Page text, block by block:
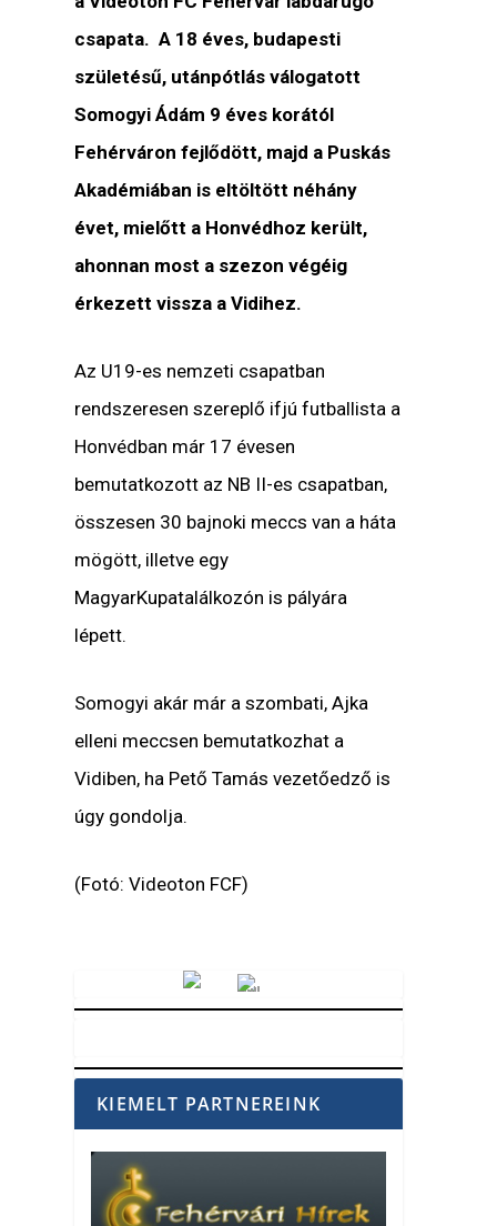
csapata. A 18 éves, budapesti
születésű, utánpótlás válogatott
Somogyi Ádám 9 éves korától
Fehérváron fejlődött, majd a Puskás
Akadémiában is eltöltött néhány
évet, mielőtt a Honvédhoz került,
ahonnan most a szezon végéig
érkezett vissza a Vidihez.
Az U19-es nemzeti csapatban
rendszeresen szereplő ifjú futballista a
Honvédban már 17 évesen
bemutatkozott az NB II-es csapatban,
összesen 30 bajnoki meccs van a háta
mögött, illetve egy
MagyarKupatalálkozón is pályára
lépett.
Somogyi akár már a szombati, Ajka
elleni meccsen bemutatkozhat a
Vidiben, ha Pető Tamás vezetőedző is
úgy gondolja.
(Fotó: Videoton FCF)
KIEMELT PARTNEREINK